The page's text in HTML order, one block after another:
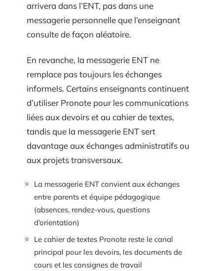
arrivera dans l’ENT, pas dans une
messagerie personnelle que l’enseignant
consulte de façon aléatoire.
En revanche, la messagerie ENT ne
remplace pas toujours les échanges
informels. Certains enseignants continuent
d’utiliser Pronote pour les communications
liées aux devoirs et au cahier de textes,
tandis que la messagerie ENT sert
davantage aux échanges administratifs ou
aux projets transversaux.
La messagerie ENT convient aux échanges
entre parents et équipe pédagogique
(absences, rendez-vous, questions
d’orientation)
Le cahier de textes Pronote reste le canal
principal pour les devoirs, les documents de
cours et les consignes de travail